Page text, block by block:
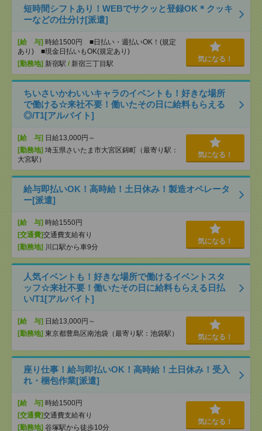
短時間シフトあり！WEBでサクッと登録OK＊クッキ
ーなどの仕分け[派遣]
[給 与] 時給1500円 ■日払い・週払いOK！(規定
あり) ■現金日払いもOK(規定あり)
[勤務地] 新宿駅 / 新宿三丁目駅
気になる！
ちいさいかわいいキャラのイベントも！好きな場所
で働ける☆来社不要！働いたその日に給料もらえる
◎/T1[アルバイト]
[給 与] 日給13,000円～
[勤務地] 埼玉県さいたま市大宮区錦町（最寄り駅：
大宮駅）
気になる！
給与即払いOK！高時給！土日休み！製造オペレータ
ー[派遣]
[給 与] 時給1550円
[交通費]交通費支給有り
[勤務地] 川口駅から車9分
気になる！
人気イベントも！好きな場所で働けるイベントスタ
ッフ☆来社不要！働いたその日に給料もらえる日払
い/T1[アルバイト]
[給 与] 日給13,000円～
[勤務地] 東京都豊島区南池袋（最寄り駅：池袋駅） 気になる！
座り仕事！給与即払いOK！高時給！土日休み！受入
れ・梱包作業[派遣]
[給 与] 時給1500円
[交通費]交通費支給有り
[勤務地] 谷塚駅から徒歩10分
気になる！